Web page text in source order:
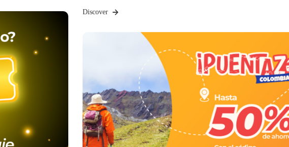
Discover